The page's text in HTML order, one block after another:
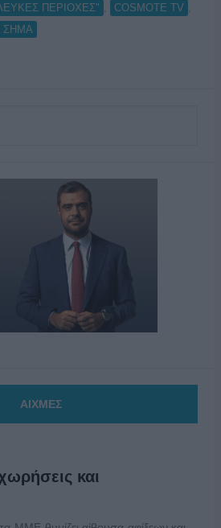
ΠΕΡΙΟΧΕΣ" COSMOTE TV
ΣΗΜΑ
ΑΙΧΜΕΣ
και